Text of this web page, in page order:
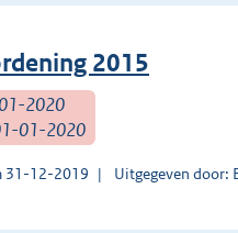
2015
2020
01-2020
31-12-2019 Uitgegeven door: